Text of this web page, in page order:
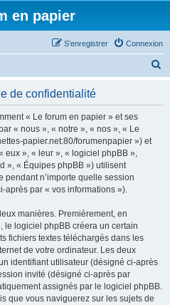
en papier
Connexion
S’enregistrer
de confidentialité
« Le forum en papier » et ses
« nous », « notre », « nos », « Le
papier.net:80/forumenpapier ») et
eux », « leur », « logiciel phpBB »,
», « Équipes phpBB ») utilisent
pendant n’importe quelle session
après par « vos informations »).
manières. Premièrement, en
le logiciel phpBB créera un certain
fichiers textes téléchargés dans les
de votre ordinateur. Les deux
identifiant utilisateur (désigné ci-après
invité (désigné ci-après par
assignés par le logiciel phpBB.
que vous naviguerez sur les sujets de